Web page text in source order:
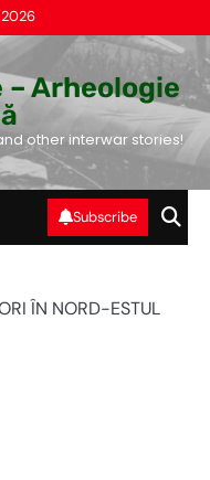
2026
Arheologie
other interwar stories!
Subscribe
ÎN NORD-ESTUL